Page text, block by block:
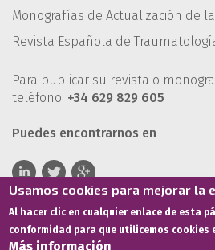
Monografías de Actualización de la
Revista Española de
Para publicar su revista o
teléfono: +34 629 829 605
Puedes encontrarnos en
Usamos cookies para mejorar la
Al hacer clic en cualquier enlace de esta
conformidad para que utilicemos cookies
Más información